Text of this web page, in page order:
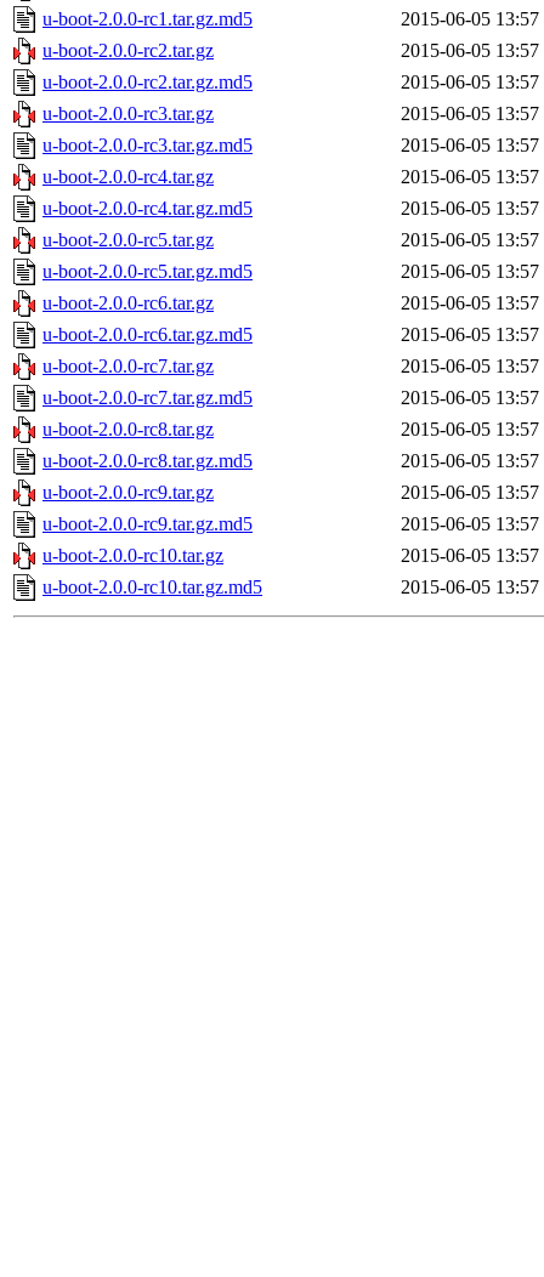
u-boot-2.0.0-rc1.tar.gz.md5
2015-06-05 13:57
u-boot-2.0.0-rc2.tar.gz
2015-06-05 13:57
u-boot-2.0.0-rc2.tar.gz.md5
2015-06-05 13:57
u-boot-2.0.0-rc3.tar.gz
2015-06-05 13:57
u-boot-2.0.0-rc3.tar.gz.md5
2015-06-05 13:57
u-boot-2.0.0-rc4.tar.gz
2015-06-05 13:57
u-boot-2.0.0-rc4.tar.gz.md5
2015-06-05 13:57
u-boot-2.0.0-rc5.tar.gz
2015-06-05 13:57
u-boot-2.0.0-rc5.tar.gz.md5
2015-06-05 13:57
u-boot-2.0.0-rc6.tar.gz
2015-06-05 13:57
u-boot-2.0.0-rc6.tar.gz.md5
2015-06-05 13:57
u-boot-2.0.0-rc7.tar.gz
2015-06-05 13:57
u-boot-2.0.0-rc7.tar.gz.md5
2015-06-05 13:57
u-boot-2.0.0-rc8.tar.gz
2015-06-05 13:57
u-boot-2.0.0-rc8.tar.gz.md5
2015-06-05 13:57
u-boot-2.0.0-rc9.tar.gz
2015-06-05 13:57
u-boot-2.0.0-rc9.tar.gz.md5
2015-06-05 13:57
u-boot-2.0.0-rc10.tar.gz
2015-06-05 13:57
u-boot-2.0.0-rc10.tar.gz.md5
2015-06-05 13:57